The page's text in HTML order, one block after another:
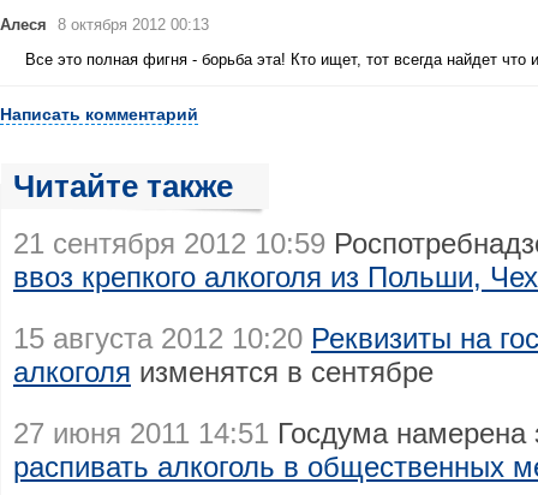
Алеся
8 октября 2012 00:13
Все это полная фигня - борьба эта! Кто ищет, тот всегда найдет что
Написать комментарий
Читайте также
21 сентября 2012 10:59
ввоз крепкого алкоголя из Польши,
15 августа 2012 10:20 Реквизиты на
алкоголя изменятся в сентябре
27 июня 2011 14:51 Госдума намерена
распивать алкоголь в общественных